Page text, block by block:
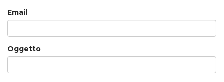
Email
Oggetto